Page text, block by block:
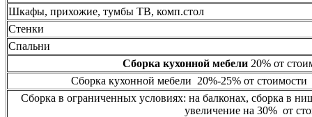
Шкафы, прихожие, тумбы ТВ, комп.стол
Стенки
Спальни
Сборка кухонной мебели20% от
Сборка кухонной мебели 20%-25% от стоимости
Сборка в ограниченных условиях: на балконах, сборка в
увеличение на 30% от